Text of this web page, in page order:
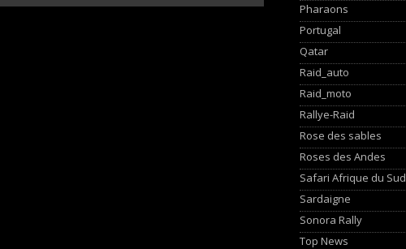
Pharaons
Portugal
Qatar
Raid_auto
Raid_moto
Rallye-Raid
Rose des sables
Roses des Andes
Safari Afrique du Sud
Sardaigne
Sonora Rally
Top News